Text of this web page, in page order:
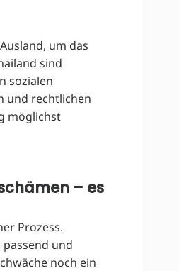
um das
sind
sozialen
und rechtlichen
möglichst
– es
Prozess.
und
noch ein